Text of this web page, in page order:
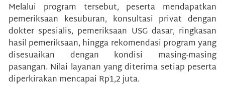
Melalui program tersebut, peserta mendapatkan
pemeriksaan kesuburan, konsultasi privat dengan
dokter spesialis, pemeriksaan USG dasar, ringkasan
hasil pemeriksaan, hingga rekomendasi program yang
disesuaikan dengan kondisi masing-masing
pasangan. Nilai layanan yang diterima setiap peserta
diperkirakan mencapai Rp1,2 juta.